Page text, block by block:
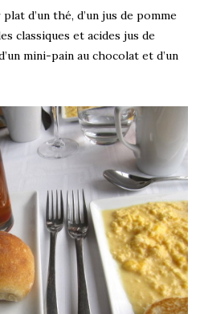
d’un thé, d’un jus de pomme
classiques et acides jus de
mini-pain au chocolat et d’un